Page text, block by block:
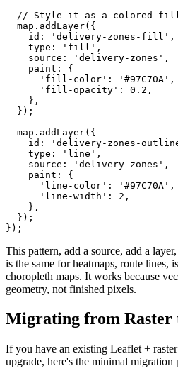
// Style it as a colored
  map.
addLayer({
id : 'delivery-zones-fill' ,
type : 'fill' ,
source : 'delivery-zones' ,
paint : {
'fill-color' : '#97C70A' ,
'fill-opacity' : 0.2 ,
    },
  });
  map.
addLayer({
id : 'delivery-zones-
type : 'line' ,
source : 'delivery-zones' ,
paint : {
'line-color' : '#97C70A' ,
'line-width' : 2 ,
    },
  });
This pattern, add a source, add a
is the same for heatmaps, route lines,
choropleth maps. It works because
geometry, not finished pixels.
Migrating from Raster
If you have an existing Leaflet +
upgrade, here's the minimal migration